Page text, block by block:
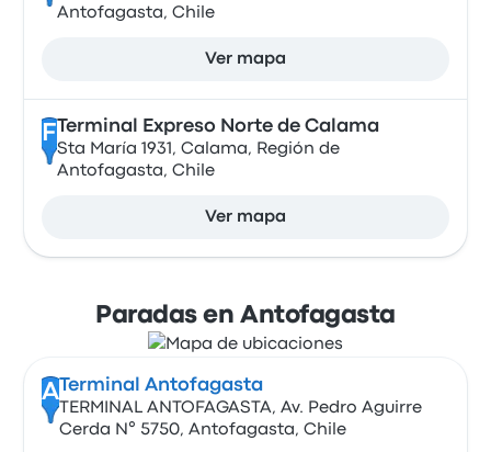
Antofagasta, Chile
Ver mapa
F Terminal Expreso Norte de Calama
Sta María 1931, Calama, Región de
Antofagasta, Chile
Ver mapa
Paradas en Antofagasta
A Terminal Antofagasta
TERMINAL ANTOFAGASTA, Av. Pedro Aguirre
Cerda N° 5750, Antofagasta, Chile